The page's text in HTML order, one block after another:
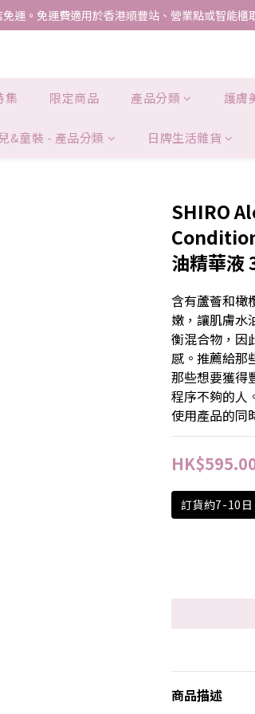
運。免運費適用於香港順豐站、營業點或智能櫃
運。免運費適用於香港順豐站、營業點或智能櫃
Applicable to Hong Kong S.F store,business
免運。免運費適用於香港順豐站、營業點或智能櫃
集 限定商品 產品分類 護膚
&童裝 - 產品分類 日牌生活雜貨
SHIRO
油精華液
含有蘆薈和橄
嫩，讓肌膚水
衡混合物，因
感。推薦給那
那些想要獲得
程序不夠的人
使用產品的同
訂貨約7-10日
商品描述